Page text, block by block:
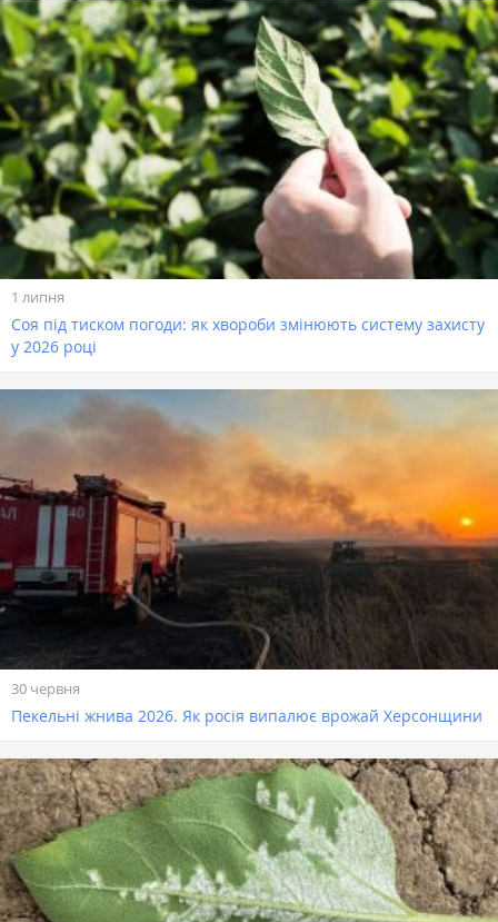
1 липня
Соя під тиском погоди: як хвороби змінюють систему захисту
у 2026 році
30 червня
Пекельні жнива 2026. Як росія випалює врожай Херсонщини